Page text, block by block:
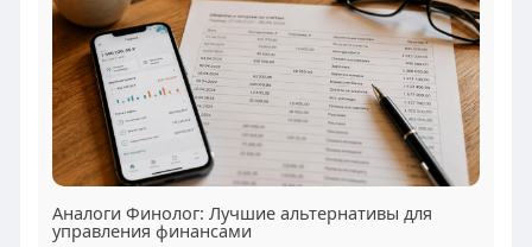
Аналоги Финолог: Лучшие альтернативы для
управления финансами